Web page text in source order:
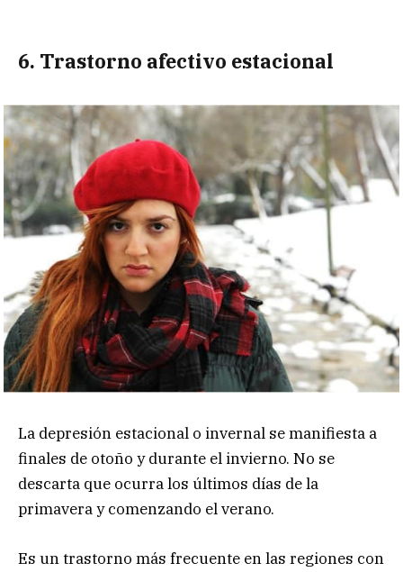
6. Trastorno afectivo estacional
La depresión estacional o invernal se manifiesta a
finales de otoño y durante el invierno. No se
descarta que ocurra los últimos días de la
primavera y comenzando el verano.
Es un trastorno más frecuente en las regiones con